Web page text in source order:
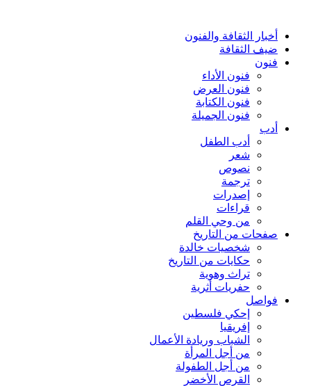
أخبار الثقافة والفنون
ضيف الثقافة
فنون
فنون الأداء
فنون العرض
فنون الكتابة
فنون الجميلة
أدب
أدب الطفل
شعر
نصوص
ترجمة
إصدرات
قراءات
من وحي القلم
صفحات من التاريخ
شخصيات خالدة
حكايات من التاريخ
تراث وهوية
حفريات أثرية
فواصل
إحكي فلسطين
إفريقيا
الشباب وريادة الأعمال
من أجل المرأة
من أجل الطفولة
القرص الأخضر